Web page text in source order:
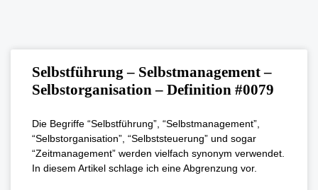
Selbstführung – Selbstmanagement –
Selbstorganisation – Definition #0079
Die Begriffe “Selbstführung”, “Selbstmanagement”,
“Selbstorganisation”, “Selbststeuerung” und sogar
“Zeitmanagement” werden vielfach synonym verwendet.
In diesem Artikel schlage ich eine Abgrenzung vor.